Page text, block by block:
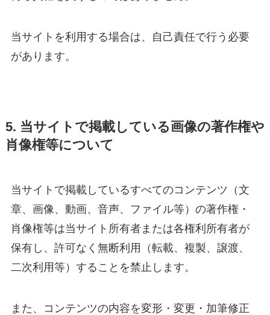
当サイトを利用する場合は、自己責任で行う必要
があります。
5. 当サイトで掲載している画像の著作権や
肖像権等について
当サイトで掲載しているすべてのコンテンツ（文
章、画像、動画、音声、ファイル等）の著作権・
肖像権等は当サイト所有者または各権利所有者が
保有し、許可なく無断利用（転載、複製、譲渡、
二次利用等）することを禁止します。
また、コンテンツの内容を変形・変更・加筆修正